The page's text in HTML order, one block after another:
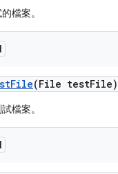
檔案。
File(File testFile)
檔案。